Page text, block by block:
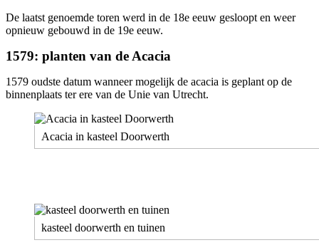
De laatst genoemde toren werd in de 18e eeuw gesloopt en weer
opnieuw gebouwd in de 19e eeuw.
1579: planten van de Acacia
1579 oudste datum wanneer mogelijk de acacia is geplant op de
binnenplaats ter ere van de Unie van Utrecht.
Acacia in kasteel Doorwerth
kasteel doorwerth en tuinen